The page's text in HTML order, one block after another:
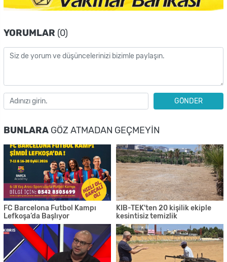
YORUMLAR (0)
GÖNDER
BUNLARA GÖZ ATMADAN GEÇMEYIN
FC Barcelona Futbol Kampı
Lefkoşa’da Başlıyor
KIB-TEK'ten 20 kişilik ekiple
kesintisiz temizlik